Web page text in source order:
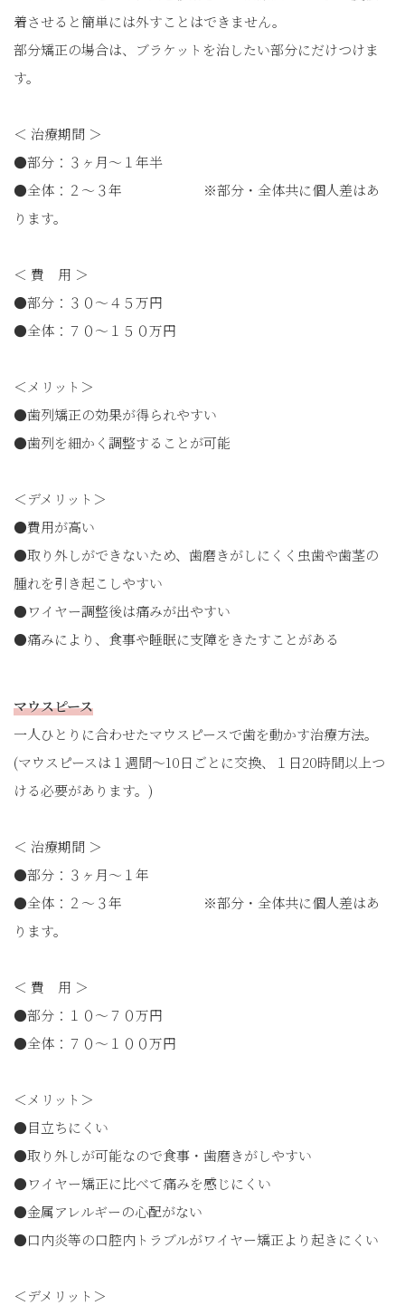
着させると簡単には外すことはできません。
部分矯正の場合は、ブラケットを治したい部分にだけつけま
す。
＜ 治療期間 ＞
●部分：３ヶ月〜１年半
●全体：２〜３年 ※部分・全体共に個人差はあ
ります。
＜ 費 用 ＞
●部分：３０〜４５万円
●全体：７０〜１５０万円
＜メリット＞
●歯列矯正の効果が得られやすい
●歯列を細かく調整することが可能
＜デメリット＞
●費用が高い
●取り外しができないため、歯磨きがしにくく虫歯や歯茎の
腫れを引き起こしやすい
●ワイヤー調整後は痛みが出やすい
●痛みにより、食事や睡眠に支障をきたすことがある
マウスピース
一人ひとりに合わせたマウスピースで歯を動かす治療方法。
(マウスピースは１週間〜10日ごとに交換、１日20時間以上つ
ける必要があります。)
＜ 治療期間 ＞
●部分：３ヶ月〜１年
●全体：２〜３年 ※部分・全体共に個人差はあ
ります。
＜ 費 用 ＞
●部分：１０〜７０万円
●全体：７０〜１００万円
＜メリット＞
●目立ちにくい
●取り外しが可能なので食事・歯磨きがしやすい
●ワイヤー矯正に比べて痛みを感じにくい
●金属アレルギーの心配がない
●口内炎等の口腔内トラブルがワイヤー矯正より起きにくい
＜デメリット＞